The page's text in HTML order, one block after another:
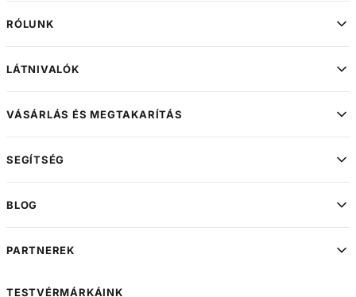
RÓLUNK
LÁTNIVALÓK
VÁSÁRLÁS ÉS MEGTAKARÍTÁS
SEGÍTSÉG
BLOG
PARTNEREK
TESTVÉRMÁRKÁINK